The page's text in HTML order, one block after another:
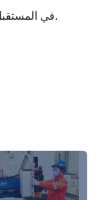
في المستقبل، سوف نقوم بتوفير المزيد من الحجم كذلك.